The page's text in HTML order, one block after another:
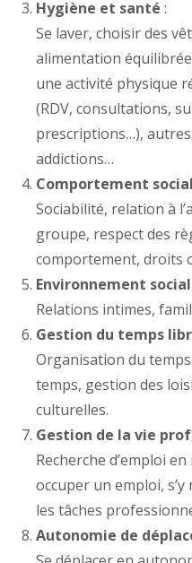
Hygiène et santé :
Se laver, choisir des
alimentation
une activité physique
(RDV, consultations,
prescriptions…),
addictions…
Comportement
Sociabilité, relation à
groupe, respect des
comportement, droits
Environnement
Relations intimes,
Gestion du temps
Organisation du
temps, gestion des
culturelles.
Gestion de la vie
Recherche d’emploi
occuper un emploi,
les tâches
Autonomie de